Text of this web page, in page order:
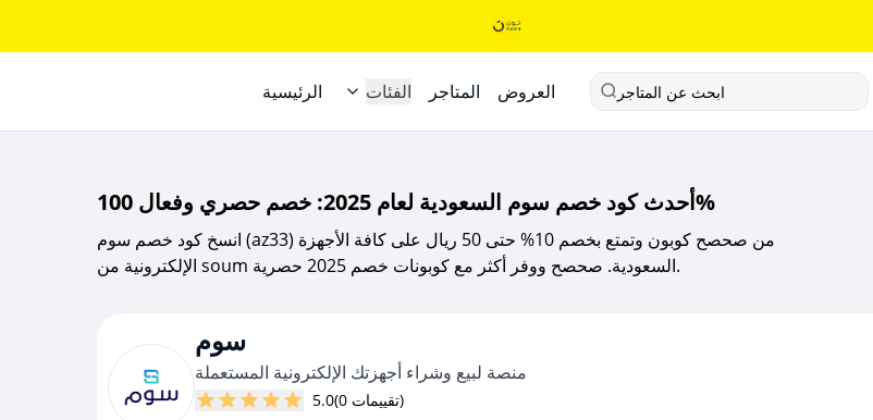
الرئيسية الفئات المتاجر العروض ابحث عن المتاجر
أحدث كود خصم سوم السعودية لعام 2025: خصم حصري وفعال 100%
انسخ كود خصم سوم (az33) من صحصح كوبون وتمتع بخصم 10% حتى 50 ريال على كافة الأجهزة
الإلكترونية من soum السعودية. صحصح ووفر أكثر مع كوبونات خصم 2025 حصرية.
سوم
منصة لبيع وشراء أجهزتك الإلكترونية المستعملة
5.0
(0 تقييمات)